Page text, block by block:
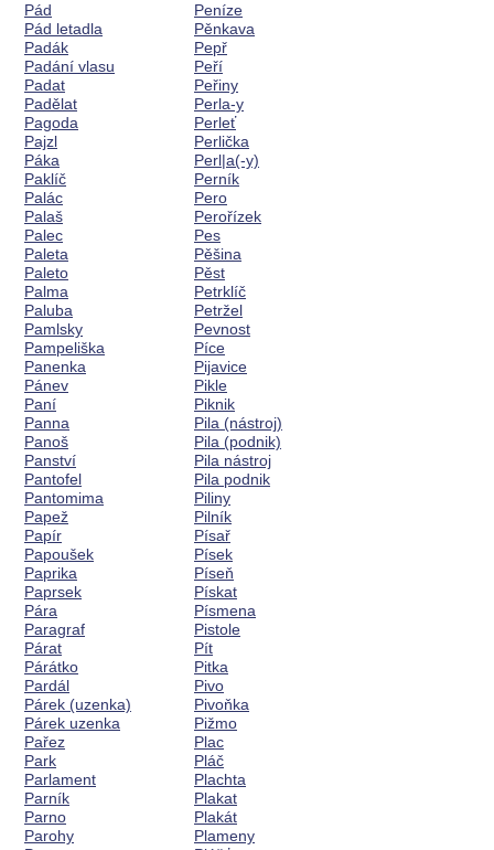
Pád
Pád letadla
Padák
Padání vlasu
Padat
Padělat
Pagoda
Pajzl
Páka
Paklíč
Palác
Palaš
Palec
Paleta
Paleto
Palma
Paluba
Pamlsky
Pampeliška
Panenka
Pánev
Paní
Panna
Panoš
Panství
Pantofel
Pantomima
Papež
Papír
Papoušek
Paprika
Paprsek
Pára
Paragraf
Párat
Párátko
Pardál
Párek (uzenka)
Párek uzenka
Pařez
Park
Parlament
Parník
Parno
Parohy
Peníze
Pěnkava
Pepř
Peří
Peřiny
Perla-y
Perleť
Perlička
Perl|a(-y)
Perník
Pero
Perořízek
Pes
Pěšina
Pěst
Petrklíč
Petržel
Pevnost
Píce
Pijavice
Pikle
Piknik
Pila (nástroj)
Pila (podnik)
Pila nástroj
Pila podnik
Piliny
Pilník
Písař
Písek
Píseň
Pískat
Písmena
Pistole
Pít
Pitka
Pivo
Pivoňka
Pižmo
Plac
Pláč
Plachta
Plakat
Plakát
Plameny